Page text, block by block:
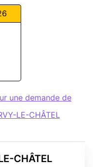
CHÂTEL
une demande de
LE-CHÂTEL